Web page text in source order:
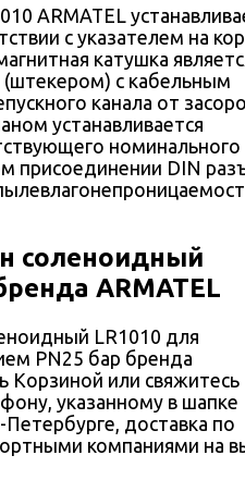
ARMATEL
с указателем на
катушка
с кабельным
канала от
устанавливается
номинального
присоединении DIN
соленоидный
ARMATEL
LR1010 для
PN25 бар бренда
Корзиной или свяжитесь
указанному в шапке
доставка по
компаниями на